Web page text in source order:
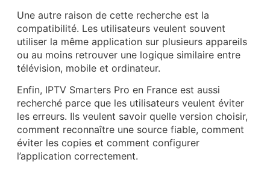
Une autre raison de cette recherche est la
compatibilité. Les utilisateurs veulent souvent
utiliser la même application sur plusieurs appareils
ou au moins retrouver une logique similaire entre
télévision, mobile et ordinateur.
Enfin, IPTV Smarters Pro en France est aussi
recherché parce que les utilisateurs veulent éviter
les erreurs. Ils veulent savoir quelle version choisir,
comment reconnaître une source fiable, comment
éviter les copies et comment configurer
l’application correctement.